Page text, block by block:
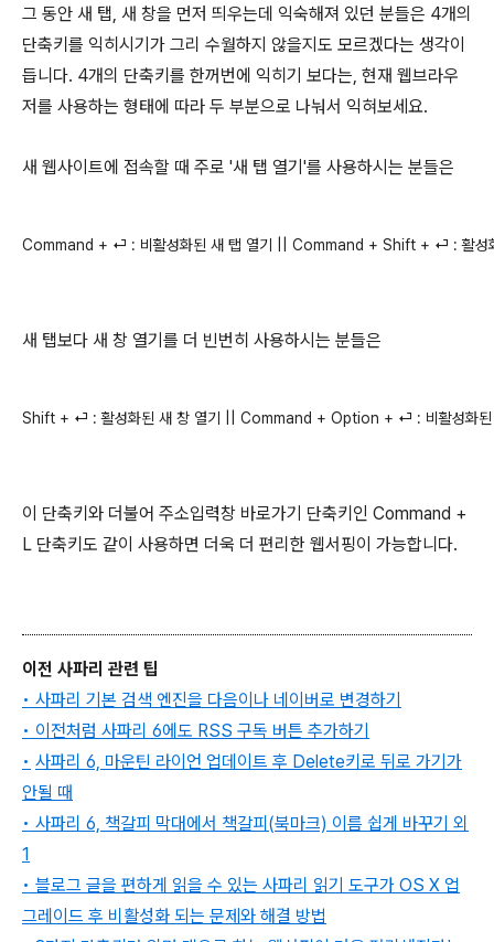
그 동안 새 탭, 새 창을 먼저 띄우는데 익숙해져 있던 분들은 4개의
단축키를 익히시기가 그리 수월하지 않을지도 모르겠다는 생각이
듭니다. 4개의 단축키를 한꺼번에 익히기 보다는, 현재 웹브라우
저를 사용하는 형태에 따라 두 부분으로 나눠서 익혀보세요.
새 웹사이트에 접속할 때 주로 '새 탭 열기'를 사용하시는 분들은
Command + ⏎ : 비활성화된 새 탭 열기 || Command + Shift + ⏎ : 활성
새 탭보다 새 창 열기를 더 빈번히 사용하시는 분들은
Shift + ⏎ : 활성화된 새 창 열기 || Command + Option + ⏎ : 비활성화된
이 단축키와 더불어 주소입력창 바로가기 단축키인 Command +
L 단축키도 같이 사용하면 더욱 더 편리한 웹서핑이 가능합니다.
이전 사파리 관련 팁
• 사파리 기본 검색 엔진을 다음이나 네이버로 변경하기
• 이전처럼 사파리 6에도 RSS 구독 버튼 추가하기
• 사파리 6, 마운틴 라이언 업데이트 후 Delete키로 뒤로 가기가
안될 때
• 사파리 6, 책갈피 막대에서 책갈피(북마크) 이름 쉽게 바꾸기 외
1
• 블로그 글을 편하게 읽을 수 있는 사파리 읽기 도구가 OS X 업
그레이드 후 비활성화 되는 문제와 해결 방법